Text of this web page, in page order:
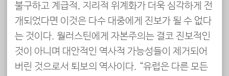
불구하고 계급적, 지리적 위계화가 더욱 심각하게 전
개되었다면 이것은 다수 대중에게 진보가 될 수 없다
는 것이다. 월러스틴에게 자본주의는 결코 진보적인
것이 아니며 대안적인 역사적 가능성들이 제거되어
버린 것으로서 퇴보의 역사이다. “유럽은 다른 모든